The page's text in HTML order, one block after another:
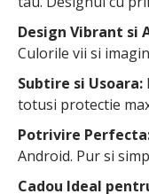
Design Vibrant si
Culorile vii si
Subtire si Usoara:
totusi protectie
Potrivire
Android. Pur si
Cadou Ideal